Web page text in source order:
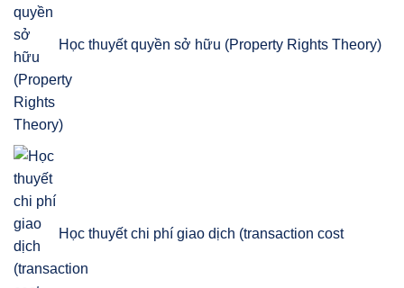
Học thuyết quyền sở hữu (Property Rights Theory)
Học thuyết chi phí giao dịch (transaction cost